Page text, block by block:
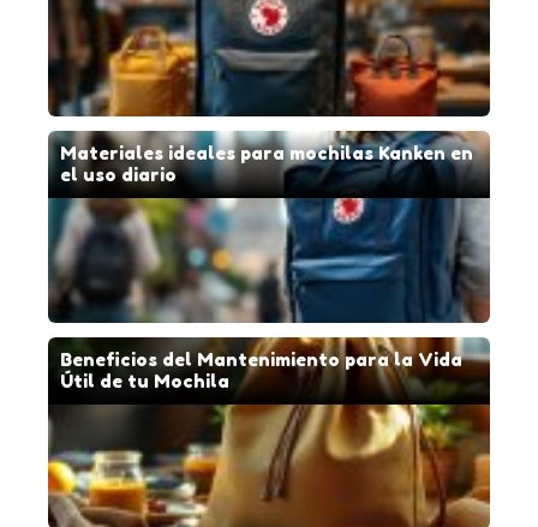
Materiales ideales para mochilas Kanken en
el uso diario
Beneficios del Mantenimiento para la Vida
Útil de tu Mochila